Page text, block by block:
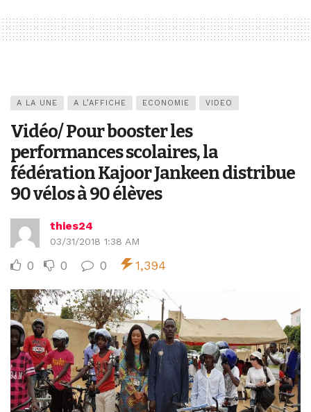
A LA UNE A L’AFFICHE ECONOMIE VIDEO
Vidéo/ Pour booster les
performances scolaires, la
fédération Kajoor Jankeen distribue
90 vélos à 90 élèves
thies24
03/31/2018 1:38 AM
0 0 0 1,394